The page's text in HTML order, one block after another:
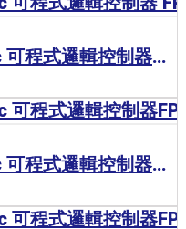
Panasonic 可程式邏輯控制器 FPXH - RTEX
Panasonic 可程式邏輯控制器FP0H